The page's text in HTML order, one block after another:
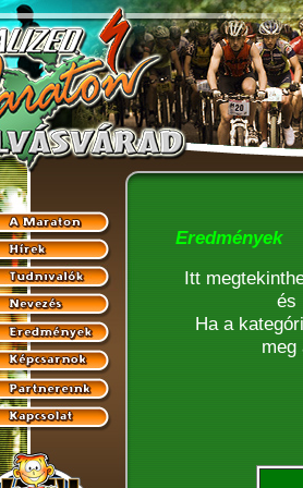
Eredmények
Itt
és
Ha a
meg